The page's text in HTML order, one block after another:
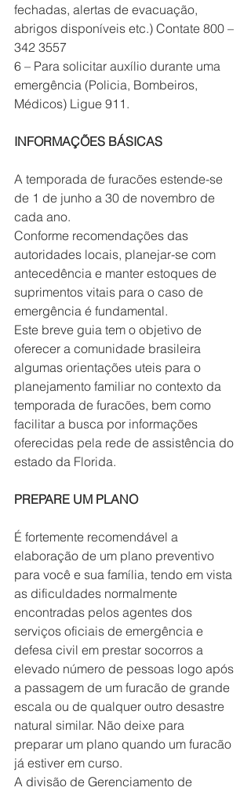
fechadas, alertas de evacuação,
abrigos disponíveis etc.) Contate 800 –
342 3557
6 – Para solicitar auxílio durante uma
emergência (Policia, Bombeiros,
Médicos) Ligue 911.
INFORMAÇÕES BÁSICAS
A temporada de furacões estende-se
de 1 de junho a 30 de novembro de
cada ano.
Conforme recomendações das
autoridades locais, planejar-se com
antecedência e manter estoques de
suprimentos vitais para o caso de
emergência é fundamental.
Este breve guia tem o objetivo de
oferecer a comunidade brasileira
algumas orientações uteis para o
planejamento familiar no contexto da
temporada de furacões, bem como
facilitar a busca por informações
oferecidas pela rede de assistência do
estado da Florida.
PREPARE UM PLANO
É fortemente recomendável a
elaboração de um plano preventivo
para você e sua família, tendo em vista
as dificuldades normalmente
encontradas pelos agentes dos
serviços oficiais de emergência e
defesa civil em prestar socorros a
elevado número de pessoas logo após
a passagem de um furacão de grande
escala ou de qualquer outro desastre
natural similar. Não deixe para
preparar um plano quando um furacão
já estiver em curso.
A divisão de Gerenciamento de